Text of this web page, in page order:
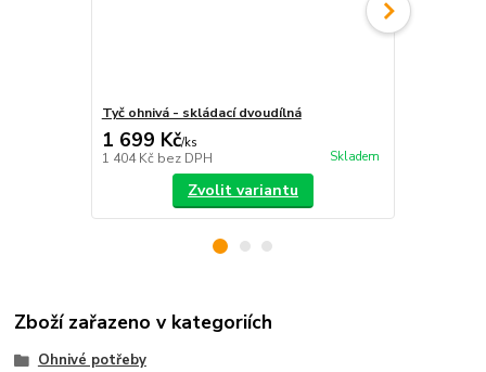
Tyč ohnivá - skládací dvoudílná
1 699 Kč/ks
1 404 Kč bez DPH Skladem
Zvolit variantu
Zboží zařazeno v kategoriích
Ohnivé potřeby